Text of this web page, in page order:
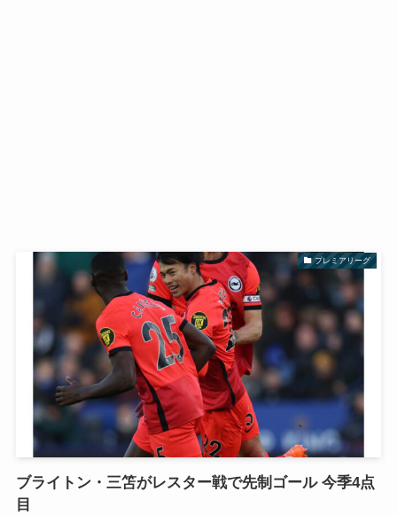
プレミアリーグ
ブライトン・三笘がレスター戦で先制ゴール 今季4点
目